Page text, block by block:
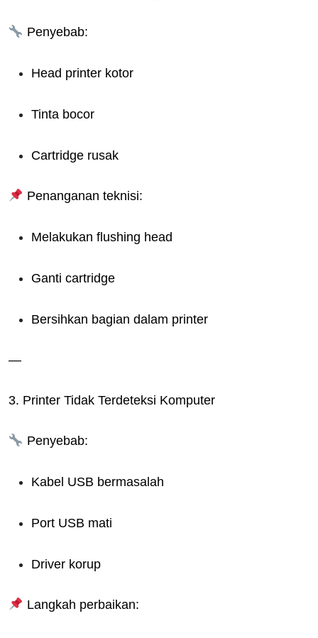
Penyebab:
Head printer kotor
Tinta bocor
Cartridge rusak
Penanganan teknisi:
Melakukan flushing head
Ganti cartridge
Bersihkan bagian dalam printer
—
3. Printer Tidak Terdeteksi Komputer
Penyebab:
Kabel USB bermasalah
Port USB mati
Driver korup
Langkah perbaikan: